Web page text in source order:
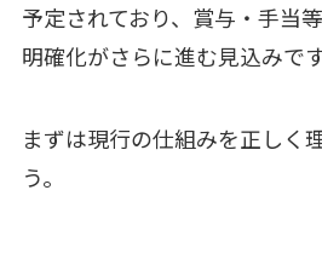
予定されており、賞与・手当
明確化がさらに進む見込みです
まずは現行の仕組みを正しく
う。